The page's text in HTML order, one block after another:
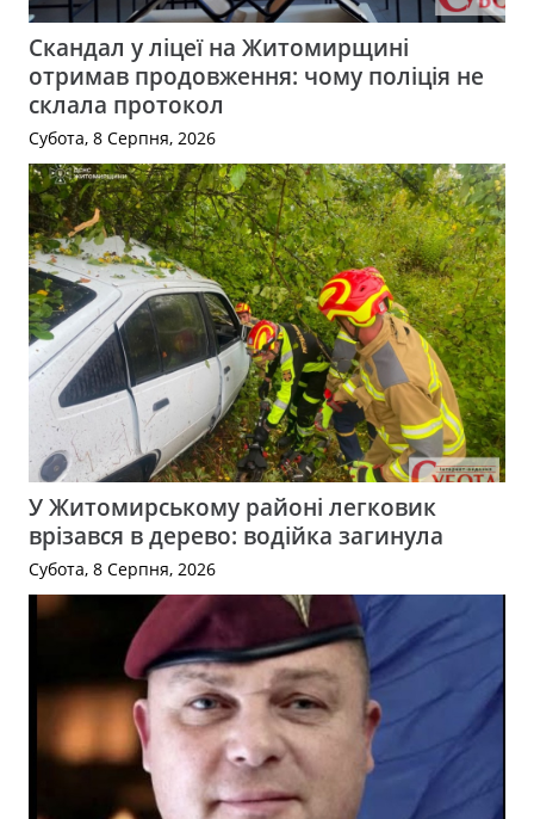
Скандал у ліцеї на Житомирщині
отримав продовження: чому поліція не
склала протокол
Субота, 8 Серпня, 2026
У Житомирському районі легковик
врізався в дерево: водійка загинула
Субота, 8 Серпня, 2026